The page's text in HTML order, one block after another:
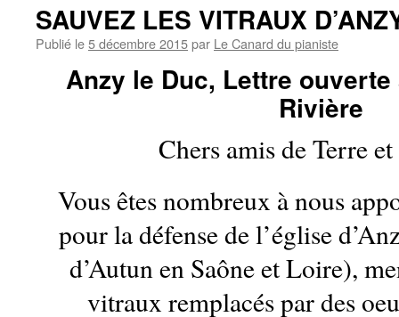
SAUVEZ LES VITRAUX
Publié le5 décembre 2015par Le Canard du pianiste
Anzy le Duc, Lettre
Rivière
Chers amis de Terre
Vous êtes nombreux à nous
pour la défense de l’église
d’Autun en Saône et Loire),
vitraux remplacés par des